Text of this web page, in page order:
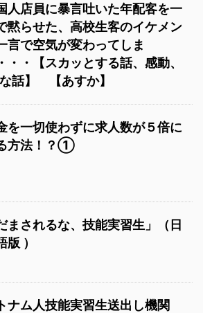
人店員に暴言吐いた年配客を一
黙らせた、高校生客のイケメン
言で空気が変わってしま
・・【スカッとする話、感動、
話】 【あすか】
を一切使わずに求人数が５倍に
方法！？①
まされるな、技能実習生」（日
版 ）
ナム人技能実習生送出し機関